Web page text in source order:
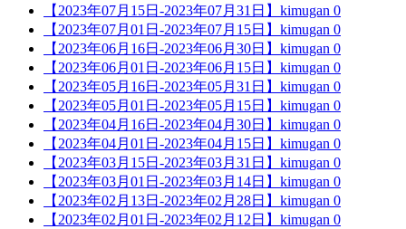
【2023年07月15日-2023年07月31日】 kimugan 0
【2023年07月01日-2023年07月15日】 kimugan 0
【2023年06月16日-2023年06月30日】 kimugan 0
【2023年06月01日-2023年06月15日】 kimugan 0
【2023年05月16日-2023年05月31日】 kimugan 0
【2023年05月01日-2023年05月15日】 kimugan 0
【2023年04月16日-2023年04月30日】 kimugan 0
【2023年04月01日-2023年04月15日】 kimugan 0
【2023年03月15日-2023年03月31日】 kimugan 0
【2023年03月01日-2023年03月14日】 kimugan 0
【2023年02月13日-2023年02月28日】 kimugan 0
【2023年02月01日-2023年02月12日】 kimugan 0